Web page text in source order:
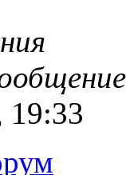
19:33